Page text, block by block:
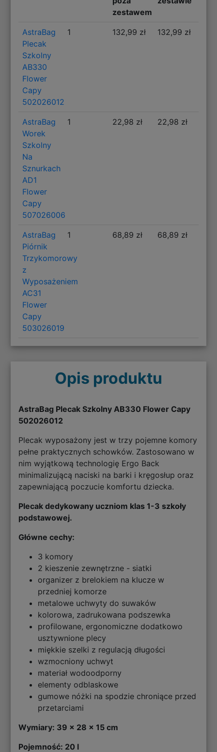
zestawem
AstraBag
Plecak
Szkolny
AB330
Flower
Capy
502026012
1 132,99 zł 132,99 zł
AstraBag
Worek
Szkolny
Na
Sznurkach
AD1
Flower
Capy
507026006
1 22,98 zł 22,98 zł
AstraBag
Piórnik
Trzykomorowy
z
Wyposażeniem
AC31
Flower
Capy
503026019
1 68,89 zł 68,89 zł
Opis produktu
AstraBag Plecak Szkolny AB330 Flower Capy
502026012
Plecak wyposażony jest w trzy pojemne komory
pełne praktycznych schowków. Zastosowano w
nim wyjątkową technologię Ergo Back
minimalizującą naciski na barki i kręgosłup oraz
zapewniającą poczucie komfortu dziecka.
Plecak dedykowany uczniom klas 1-3 szkoły
podstawowej.
Główne cechy:
3 komory
2 kieszenie zewnętrzne - siatki
organizer z brelokiem na klucze w
przedniej komorze
metalowe uchwyty do suwaków
kolorowa, zadrukowana podszewka
profilowane, ergonomiczne dodatkowo
usztywnione plecy
miękkie szelki z regulacją długości
wzmocniony uchwyt
materiał wodoodporny
elementy odblaskowe
gumowe nóżki na spodzie chroniące przed
przetarciami
Wymiary: 39 x 28 x 15 cm
Pojemność: 20 l